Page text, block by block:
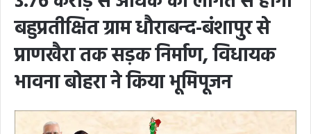
बहुप्रतीक्षित ग्राम धौराबन्द-बंशापुर से
प्राणखैरा तक सड़क निर्माण, विधायक
भावना बोहरा ने किया भूमिपूजन